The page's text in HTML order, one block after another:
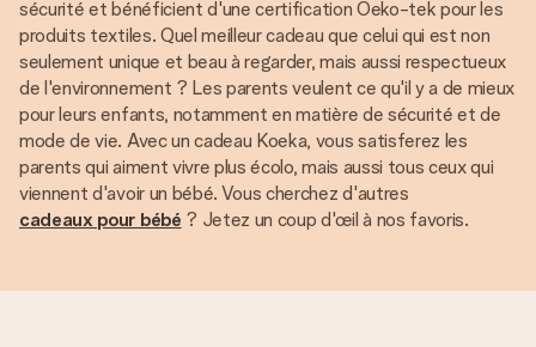
sécurité et bénéficient d'une certification Oeko-tek pour les
produits textiles. Quel meilleur cadeau que celui qui est non
seulement unique et beau à regarder, mais aussi respectueux
de l'environnement ? Les parents veulent ce qu'il y a de mieux
pour leurs enfants, notamment en matière de sécurité et de
mode de vie. Avec un cadeau Koeka, vous satisferez les
parents qui aiment vivre plus écolo, mais aussi tous ceux qui
viennent d'avoir un bébé. Vous cherchez d'autres
cadeaux pour bébé ? Jetez un coup d'œil à nos favoris.